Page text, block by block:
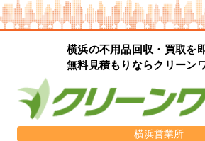
横浜の不用品回収・買取を
無料見積もりならクリーン
横浜営業所